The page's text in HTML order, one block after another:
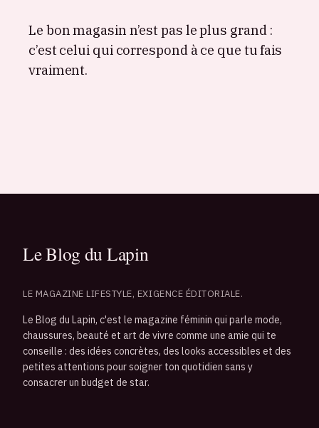
Le bon magasin n’est pas le plus grand :
c’est celui qui correspond à ce que tu fais
vraiment.
LE MAGAZINE LIFESTYLE, EXIGENCE ÉDITORIALE.
Le Blog du Lapin, c'est le magazine féminin qui parle mode,
chaussures, beauté et art de vivre comme une amie qui te
conseille : des idées concrètes, des looks accessibles et des
petites attentions pour soigner ton quotidien sans y
consacrer un budget de star.